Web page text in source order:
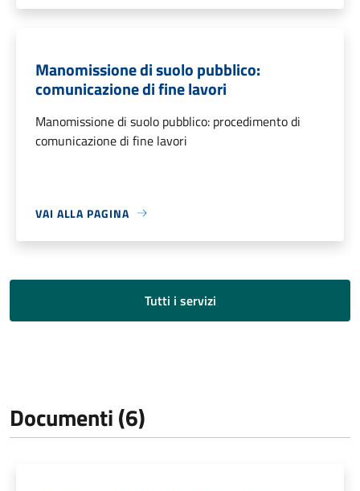
Manomissione di suolo pubblico:
comunicazione di fine lavori
Manomissione di suolo pubblico: procedimento di
comunicazione di fine lavori
VAI ALLA PAGINA
Tutti i servizi
Documenti (6)